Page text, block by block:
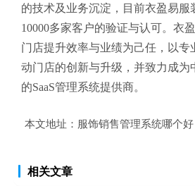
的技术及业务沉淀，目前衣盈易服
10000多家客户的验证与认可。衣
门店提升效率与业绩为己任，以专
动门店的创新与升级，并致力成为
的SaaS管理系统提供商。
本文地址： 服饰销售管理系统哪个
相关文章